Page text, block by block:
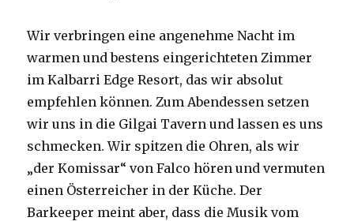
Wir verbringen eine angenehme Nacht im
warmen und bestens eingerichteten Zimmer
im Kalbarri Edge Resort, das wir absolut
empfehlen können. Zum Abendessen setzen
wir uns in die Gilgai Tavern und lassen es uns
schmecken. Wir spitzen die Ohren, als wir
„der Komissar“ von Falco hören und vermuten
einen Österreicher in der Küche. Der
Barkeeper meint aber, dass die Musik vom